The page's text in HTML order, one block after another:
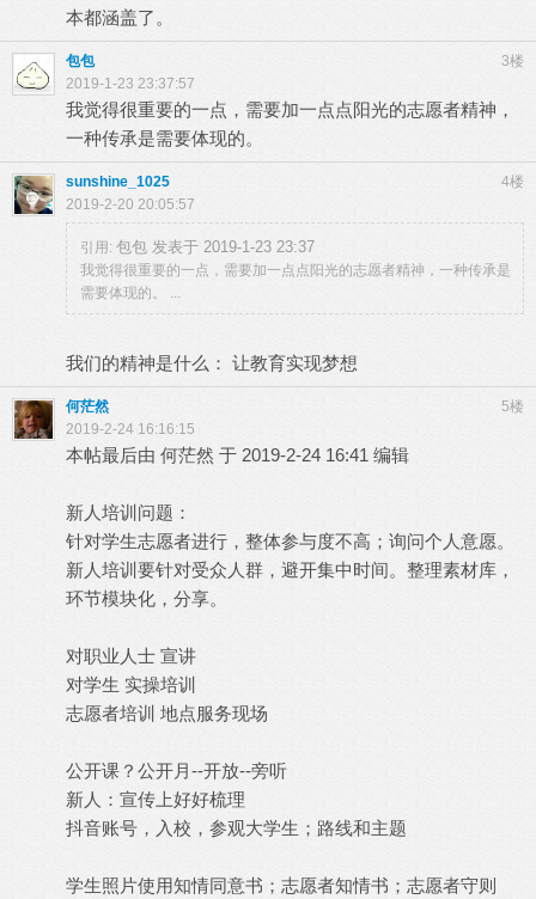
本都涵盖了。
3楼
包包
2019-1-23 23:37:57
我觉得很重要的一点，需要加一点点阳光的志愿者精神，
一种传承是需要体现的。
4楼
sunshine_1025
2019-2-20 20:05:57
引用: 包包 发表于 2019-1-23 23:37
我觉得很重要的一点，需要加一点点阳光的志愿者精神，一种传承是
需要体现的。 ...
我们的精神是什么： 让教育实现梦想
5楼
何茫然
2019-2-24 16:16:15
本帖最后由 何茫然 于 2019-2-24 16:41 编辑
新人培训问题：
针对学生志愿者进行，整体参与度不高；询问个人意愿。
新人培训要针对受众人群，避开集中时间。整理素材库，
环节模块化，分享。
对职业人士 宣讲
对学生 实操培训
志愿者培训 地点服务现场
公开课？公开月--开放--旁听
新人：宣传上好好梳理
抖音账号，入校，参观大学生；路线和主题
学生照片使用知情同意书；志愿者知情书；志愿者守则